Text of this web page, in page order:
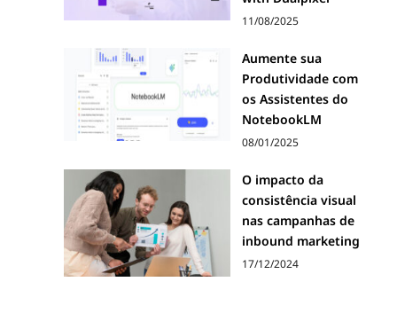
11/08/2025
Aumente sua
Produtividade com
os Assistentes do
NotebookLM
08/01/2025
O impacto da
consistência visual
nas campanhas de
inbound marketing
17/12/2024